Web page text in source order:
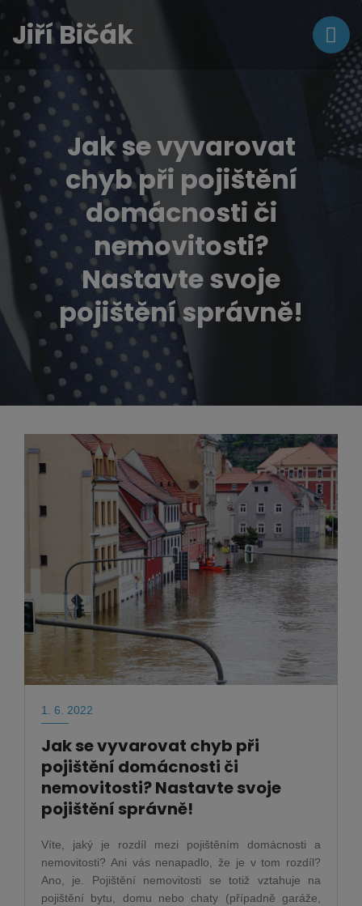
Jiří Bičák
Jak se vyvarovat
chyb při pojištění
domácnosti či
nemovitosti?
Nastavte svoje
pojištění správně!
1. 6. 2022
Jak se vyvarovat chyb při
pojištění domácnosti či
nemovitosti? Nastavte svoje
pojištění správně!
Víte, jaký je rozdíl mezi pojištěním domácnosti a
nemovitosti? Ani vás nenapadlo, že je v tom rozdíl?
Ano, je. Pojištění nemovitosti se totiž vztahuje na
pojištění bytu, domu nebo chaty (případně garáže,